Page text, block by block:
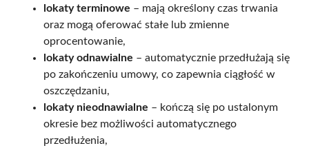
lokaty terminowe – mają określony czas trwania
oraz mogą oferować stałe lub zmienne
oprocentowanie,
lokaty odnawialne – automatycznie przedłużają się
po zakończeniu umowy, co zapewnia ciągłość w
oszczędzaniu,
lokaty nieodnawialne – kończą się po ustalonym
okresie bez możliwości automatycznego
przedłużenia,